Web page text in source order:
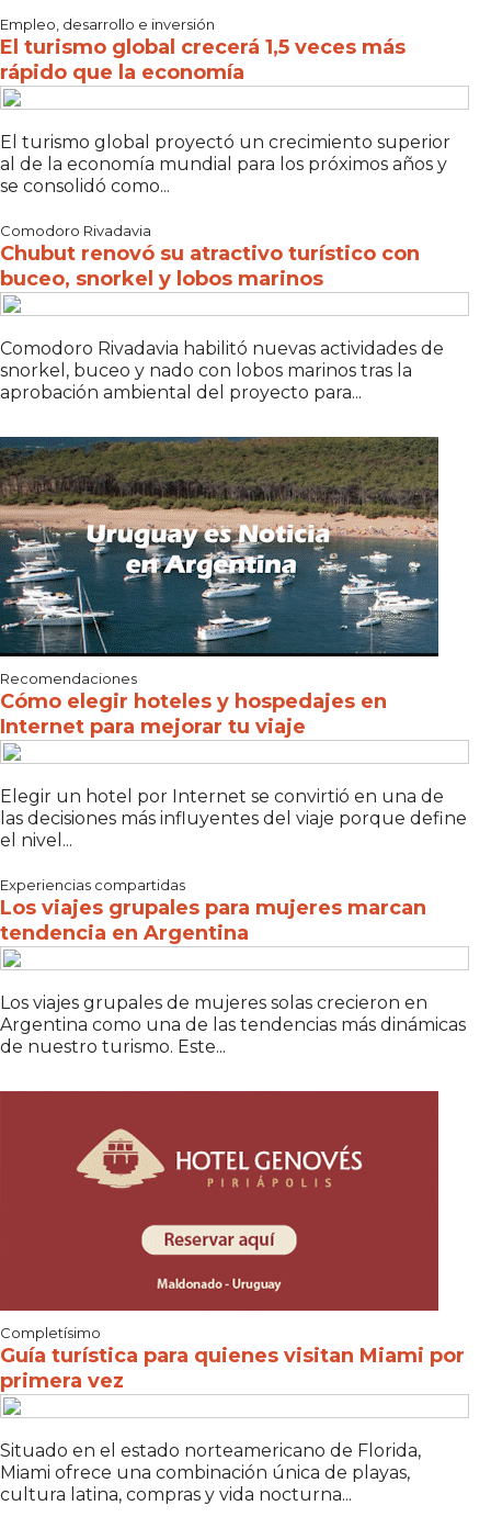
Empleo, desarrollo e inversión
El turismo global crecerá 1,5 veces más
rápido que la economía
El turismo global proyectó un crecimiento superior
al de la economía mundial para los próximos años y
se consolidó como...
Comodoro Rivadavia
Chubut renovó su atractivo turístico con
buceo, snorkel y lobos marinos
Comodoro Rivadavia habilitó nuevas actividades de
snorkel, buceo y nado con lobos marinos tras la
aprobación ambiental del proyecto para...
Recomendaciones
Cómo elegir hoteles y hospedajes en
Internet para mejorar tu viaje
Elegir un hotel por Internet se convirtió en una de
las decisiones más influyentes del viaje porque define
el nivel...
Experiencias compartidas
Los viajes grupales para mujeres marcan
tendencia en Argentina
Los viajes grupales de mujeres solas crecieron en
Argentina como una de las tendencias más dinámicas
de nuestro turismo. Este...
Completísimo
Guía turística para quienes visitan Miami por
primera vez
Situado en el estado norteamericano de Florida,
Miami ofrece una combinación única de playas,
cultura latina, compras y vida nocturna...